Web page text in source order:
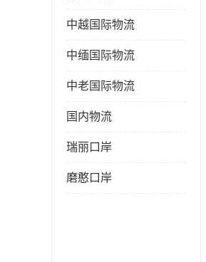
中越国际物流
中缅国际物流
中老国际物流
国内物流
瑞丽口岸
磨憨口岸